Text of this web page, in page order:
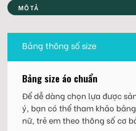
MÔ TẢ
Bảng thông số size
Bảng size áo chuẩn
Để dễ dàng chọn lựa được
ý, bạn có thể tham khảo
nữ, trẻ em theo thông số cơ